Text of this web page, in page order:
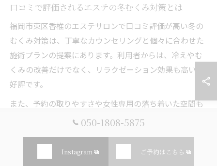
口コミで評価されるエステの冬むくみ対策とは
福岡市東区香椎のエステサロンで口コミ評価が高い冬の
むくみ対策は、丁寧なカウンセリングと個々に合わせた
施術プランの提案にあります。利用者からは、冷えやむ
くみの改善だけでなく、リラクゼーション効果も高いと
好評です。
また、予約の取りやすさや女性専用の落ち着いた空間も
支持される理由の一つです。口コミを参考に、自分の悩
的に進められます。
050-1808-5875
Instagram ご予約はこちら